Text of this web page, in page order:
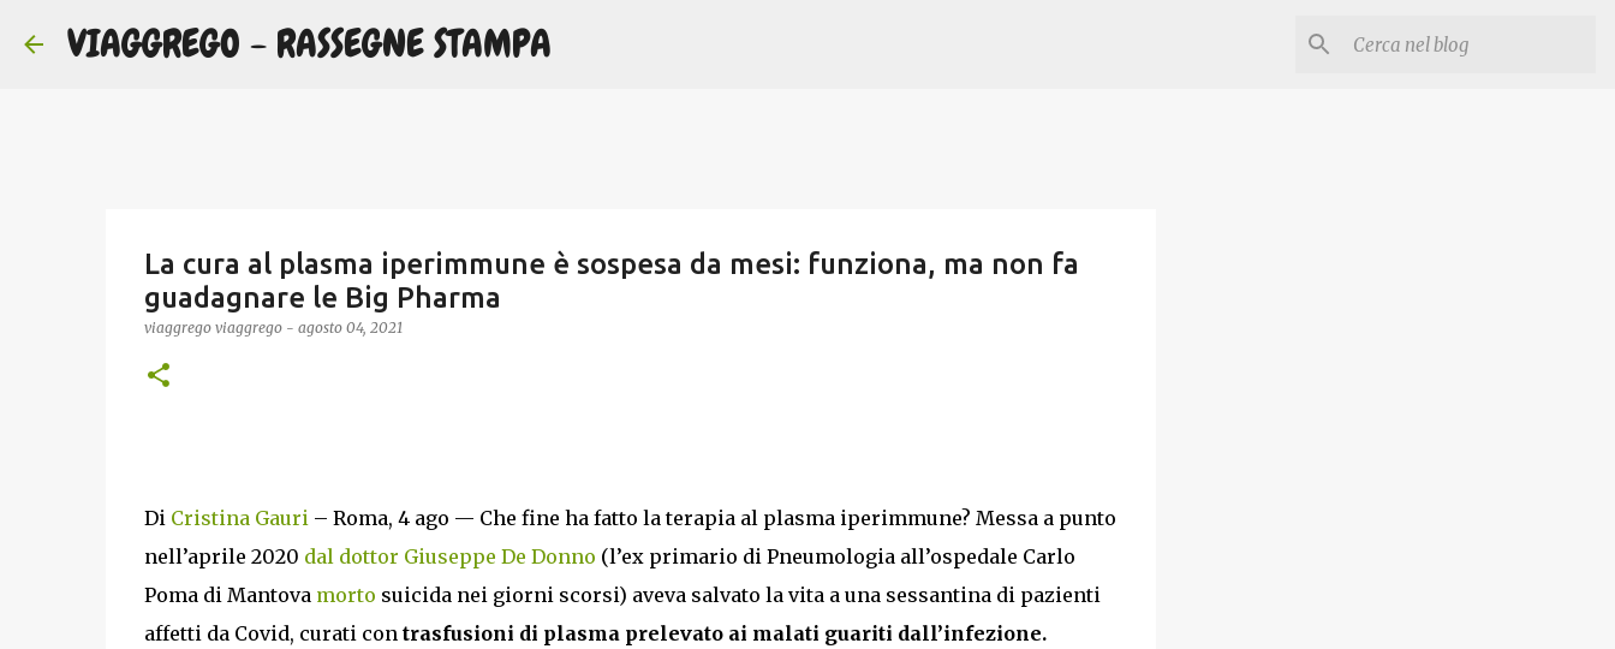
VIAGGREGO - RASSEGNE STAMPA
La cura al plasma iperimmune è sospesa da mesi: funziona, ma non fa
guadagnare le Big Pharma
viaggrego viaggrego - agosto 04, 2021
Di Cristina Gauri– Roma, 4 ago — Che fine ha fatto la terapia al plasma iperimmune? Messa a punto
nell’aprile 2020 dal dottor Giuseppe De Donno (l’ex primario di Pneumologia all’ospedale Carlo
Poma di Mantova morto suicida nei giorni scorsi) aveva salvato la vita a una sessantina di pazienti
affetti da Covid, curati con trasfusioni di plasma prelevato ai malati guariti dall’infezione.